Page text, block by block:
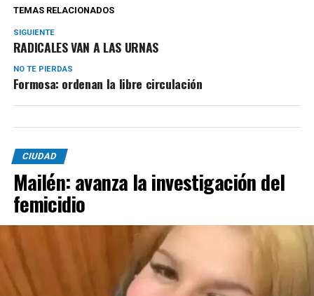
TEMAS RELACIONADOS
SIGUIENTE
RADICALES VAN A LAS URNAS
NO TE PIERDAS
Formosa: ordenan la libre circulación
CIUDAD
Mailén: avanza la investigación del
femicidio